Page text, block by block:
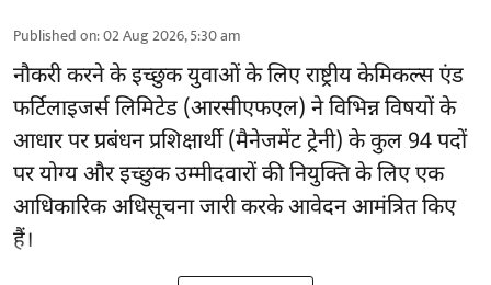
Published on:02 Aug 2026, 5:30 am
नौकरी करने के इच्छुक युवाओं के लिए राष्ट्रीय केमिकल्स एंड
फर्टिलाइजर्स लिमिटेड (आरसीएफएल) ने विभिन्न विषयों के
आधार पर प्रबंधन प्रशिक्षार्थी (मैनेजमेंट ट्रेनी) के कुल 94 पदों
पर योग्य और इच्छुक उम्मीदवारों की नियुक्ति के लिए एक
आधिकारिक अधिसूचना जारी करके आवेदन आमंत्रित किए
हैं।